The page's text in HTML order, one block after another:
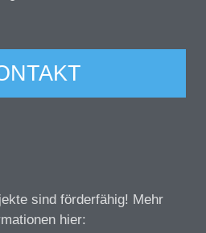
sind förderfähig! Mehr
hier: